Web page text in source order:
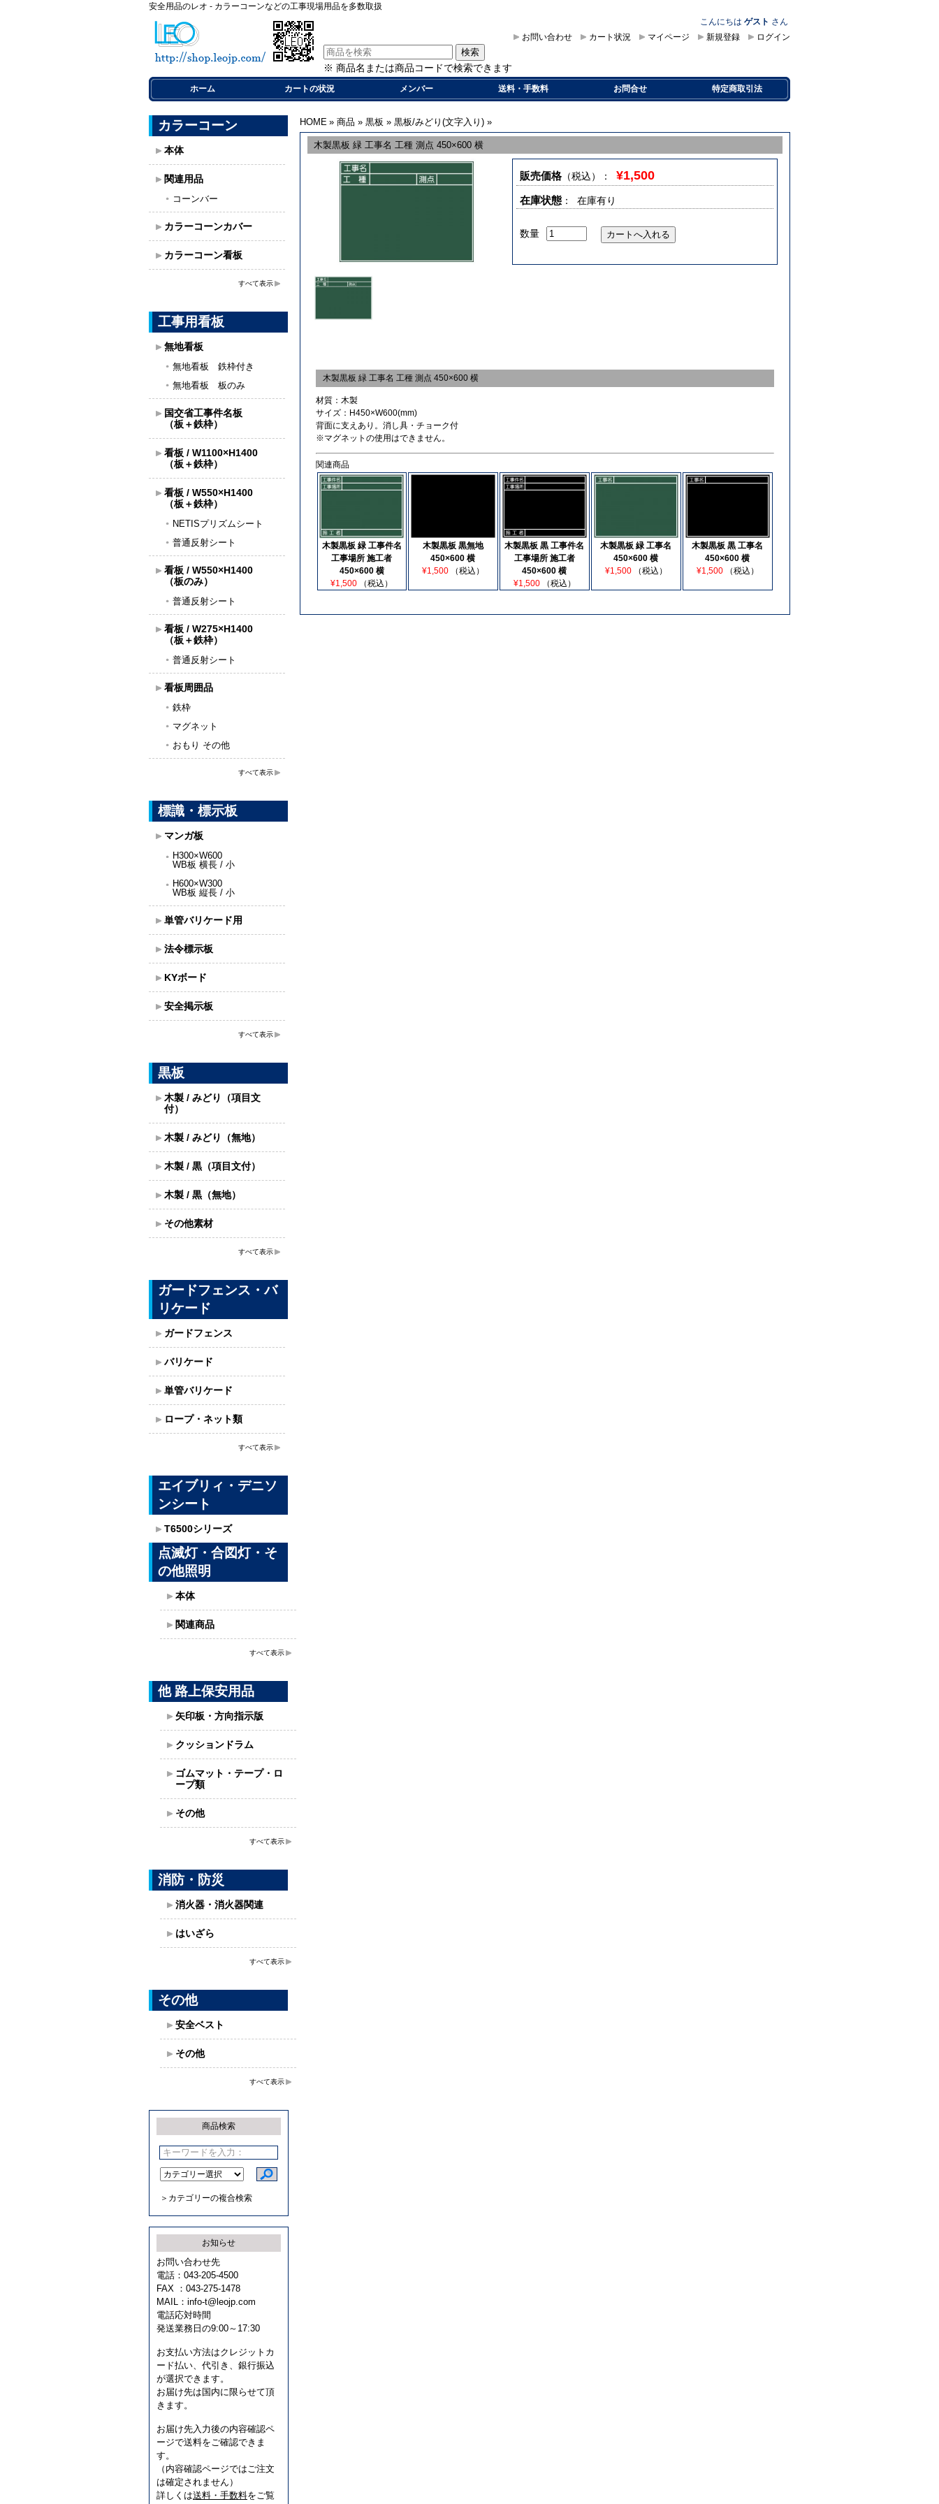
安全用品のレオ - カラーコーンなどの工事現場用品を多数取扱
こんにちは ゲスト さん
ログイン
新規登録
マイページ
カート状況
お問い合わせ
※ 商品名または商品コードで検索できます
ホーム カートの状況 メンバー 送料・手数料 お問合せ 特定商取引法
カラーコーン
本体
関連用品
コーンバー
カラーコーンカバー
カラーコーン看板
すべて表示
工事用看板
無地看板
無地看板 鉄枠付き
無地看板 板のみ
国交省工事件名板
（板＋鉄枠）
看板 / W1100×H1400
（板＋鉄枠）
看板 / W550×H1400
（板＋鉄枠）
NETISプリズムシート
普通反射シート
看板 / W550×H1400
（板のみ）
普通反射シート
看板 / W275×H1400
（板＋鉄枠）
普通反射シート
看板周囲品
鉄枠
マグネット
おもり その他
すべて表示
標識・標示板
マンガ板
H300×W600
WB板 横長 / 小
H600×W300
WB板 縦長 / 小
単管バリケード用
法令標示板
KYボード
安全掲示板
すべて表示
黒板
木製 / みどり（項目文
付）
木製 / みどり（無地）
木製 / 黒（項目文付）
木製 / 黒（無地）
その他素材
すべて表示
ガードフェンス・バ
リケード
ガードフェンス
バリケード
単管バリケード
ロープ・ネット類
すべて表示
エイブリィ・デニソ
ンシート
T6500シリーズ
点滅灯・合図灯・そ
の他照明
本体
関連商品
すべて表示
他 路上保安用品
矢印板・方向指示版
クッションドラム
ゴムマット・テープ・ロ
ープ類
その他
すべて表示
消防・防災
消火器・消火器関連
はいざら
すべて表示
その他
安全ベスト
その他
すべて表示
商品検索
＞カテゴリーの複合検索
お知らせ
お問い合わせ先
電話：043-205-4500
FAX ：043-275-1478
MAIL： info-t@leojp.com
電話応対時間
発送業務日の9:00～17:30
お支払い方法はクレジットカ
ード払い、代引き、銀行振込
が選択できます。
お届け先は国内に限らせて頂
きます。
お届け先入力後の内容確認ペ
ージで送料をご確認できま
す。
（内容確認ページではご注文
は確定されません）
詳しくは送料・手数料をご覧
HOME » 商品 » 黒板 » 黒板/みどり(文字入り) »
木製黒板 緑 工事名 工種 測点 450×600 横
販売価格 （税込） ：¥1,500
在庫状態 ： 在庫有り
数量
木製黒板 緑 工事名 工種 測点 450×600 横
材質：木製
サイズ：H450×W600(mm)
背面に支えあり。消し具・チョーク付
※マグネットの使用はできません。
関連商品
木製黒板 緑 工事件名
工事場所 施工者
450×600 横
¥1,500
（税込）
木製黒板 黒無地
450×600 横
¥1,500
（税込）
木製黒板 黒 工事件名
工事場所 施工者
450×600 横
¥1,500
（税込）
木製黒板 緑 工事名
450×600 横
¥1,500
（税込）
木製黒板 黒 工事名
450×600 横
¥1,500
（税込）